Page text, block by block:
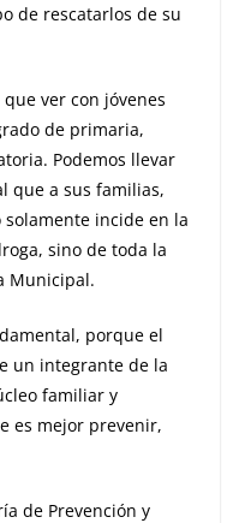
de rescatarlos de su
ver con jóvenes
de primaria,
Podemos llevar
que a sus familias,
incide en la
sino de toda la
Municipal.
porque el
un integrante de la
familiar y
es mejor prevenir,
de Prevención y